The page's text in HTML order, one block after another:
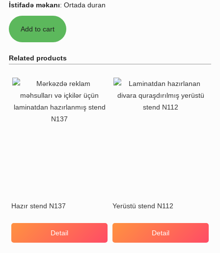
İstifadə məkanı: Ortada duran
Related products
Hazır stend N137
Detail
Yerüstü stend N112
Detail